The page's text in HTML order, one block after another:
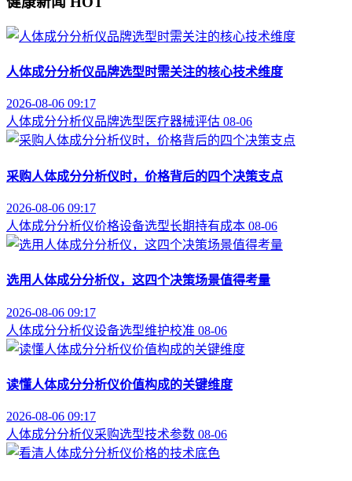
人体成分分析仪品牌选型时需关注的核心技术维度
2026-08-06 09:17
人体成分分析仪品牌选型 医疗器械评估 08-06
采购人体成分分析仪时，价格背后的四个决策支点
2026-08-06 09:17
人体成分分析仪价格设备选型长期持有成本 08-06
选用人体成分分析仪，这四个决策场景值得考量
2026-08-06 09:17
人体成分分析仪设备选型维护校准 08-06
读懂人体成分分析仪价值构成的关键维度
2026-08-06 09:17
人体成分分析仪采购选型技术参数 08-06